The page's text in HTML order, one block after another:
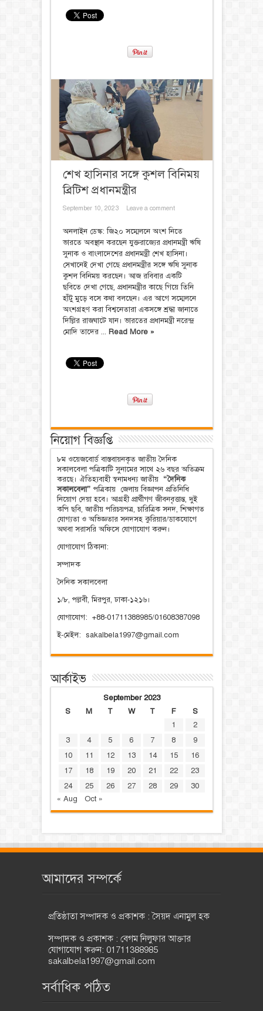
শেখ হাসিনার সঙ্গে কুশল বিনিময়
ব্রিটিশ প্রধানমন্ত্রীর
September 10, 2023 Leave a comment
অনলাইন ডেস্ক: জি২০ সম্মেলনে অংশ নিতে
ভারতে অবস্থান করছেন যুক্তরাজ্যের প্রধানমন্ত্রী ঋষি
সুনাক ও বাংলাদেশের প্রধানমন্ত্রী শেখ হাসিনা।
সেখানেই দেখা গেছে প্রধানমন্ত্রীর সঙ্গে ঋষি সুনাক
কুশল বিনিময় করছেন। আজ রবিবার একটি
ছবিতে দেখা গেছে, প্রধানমন্ত্রীর কাছে গিয়ে তিনি
হাঁটু মুড়ে বসে কথা বলছেন। এর আগে সম্মেলনে
অংশগ্রহণ করা বিশ্বনেতারা একসঙ্গে শ্রদ্ধা জানাতে
দিল্লির রাজঘাটে যান। ভারতের প্রধানমন্ত্রী নরেন্দ্র
মোদি তাদের ... Read More »
নিয়োগ বিজ্ঞপ্তি
৮ম ওয়েজবোর্ড বাস্তবায়নকৃত জাতীয় দৈনিক
সকালবেলা পত্রিকাটি সুনামের সাথে ২৬ বছর অতিক্রম
করছে। ঐতিহ্যবাহী স্বনামধন্য জাতীয় “দৈনিক
সকালবেলা” পত্রিকায় জেলায় বিজ্ঞাপন প্রতিনিধি
নিয়োগ দেয়া হবে। আগ্রহী প্রার্থীগণ জীবনবৃত্তান্ত, দুই
কপি ছবি, জাতীয় পরিচয়পত্র, চারিত্রিক সনদ, শিক্ষাগত
যোগ্যতা ও অভিজ্ঞতার সনদসহ কুরিয়ার/ডাকযোগে
অথবা সরাসরি অফিসে যোগাযোগ করুন।
যোগাযোগ ঠিকানা:
সম্পাদক
দৈনিক সকালবেলা
১/৮, পল্লবী, মিরপুর, ঢাকা-১২১৬।
যোগাযোগ: +88-01711388985/01608387098
ই-মেইল: sakalbela1997@gmail.com
আর্কাইভ
September 2023
S
M T W T F
S
1
2
3
4 5 6 7 8
9
10
11 12 13 14 15
16
17
18 19 20 21 22
23
24
25 26 27 28 29
30
« Aug
Oct »
আমাদের সম্পর্কে
প্রতিষ্ঠাতা সম্পাদক ও প্রকাশক : সৈয়দ এনামুল হক
সম্পাদক ও প্রকাশক : বেগম নিলুফার আক্তার
যোগাযোগ করুন: 01711388985
sakalbela1997@gmail.com
সর্বাধিক পঠিত